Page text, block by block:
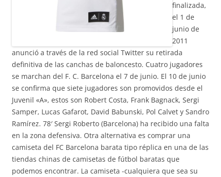
finalizada,
el 1 de
junio de
2011
anunció a través de la red social Twitter su retirada
definitiva de las canchas de baloncesto. Cuatro jugadores
se marchan del F. C. Barcelona el 7 de junio. El 10 de junio
se confirma que siete jugadores son promovidos desde el
Juvenil «A», estos son Robert Costa, Frank Bagnack, Sergi
Samper, Lucas Gafarot, David Babunski, Pol Calvet y Sandro
Ramírez. 78′ Sergi Roberto (Barcelona) ha recibido una falta
en la zona defensiva. Otra alternativa es comprar una
camiseta del FC Barcelona barata tipo réplica en una de las
tiendas chinas de camisetas de fútbol baratas que
podemos encontrar. La camiseta -cualquiera que sea su